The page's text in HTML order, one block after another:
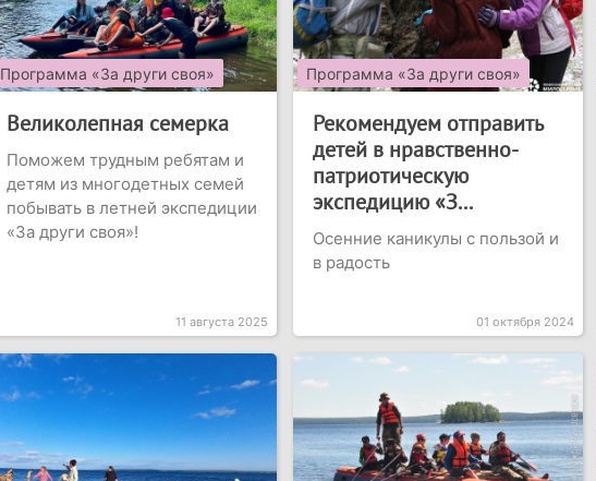
Программа «За други своя»
Великолепная семерка
Поможем трудным ребятам и
детям из многодетных семей
побывать в летней экспедиции
«За други своя»!
11 августа 2025
Программа «За други своя»
Рекомендуем отправить
детей в нравственно-
патриотическую
экспедицию «З...
Осенние каникулы с пользой и
в радость
01 октября 2024